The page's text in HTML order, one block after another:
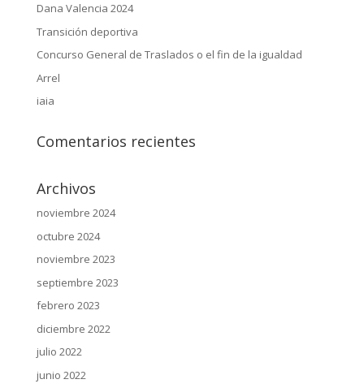
Dana Valencia 2024
Transición deportiva
Concurso General de Traslados o el fin de la igualdad
Arrel
iaia
Comentarios recientes
Archivos
noviembre 2024
octubre 2024
noviembre 2023
septiembre 2023
febrero 2023
diciembre 2022
julio 2022
junio 2022